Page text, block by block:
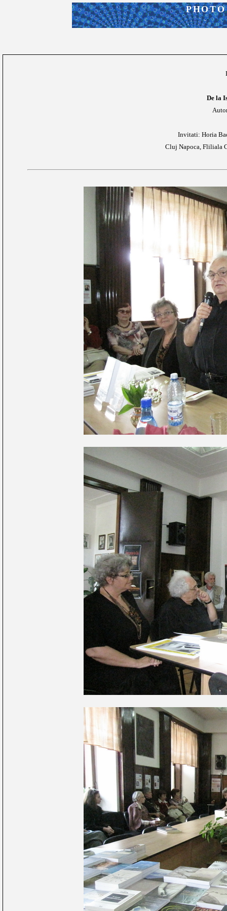
De la
Invitati: Horia
Cluj Napoca, Fliliala